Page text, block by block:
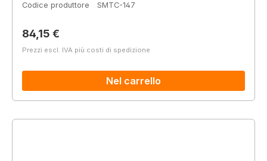
Codice produttore
SMTC-147
Prezzo normale:
84,15 €
Prezzi escl. IVA più costi di spedizione
Nel carrello